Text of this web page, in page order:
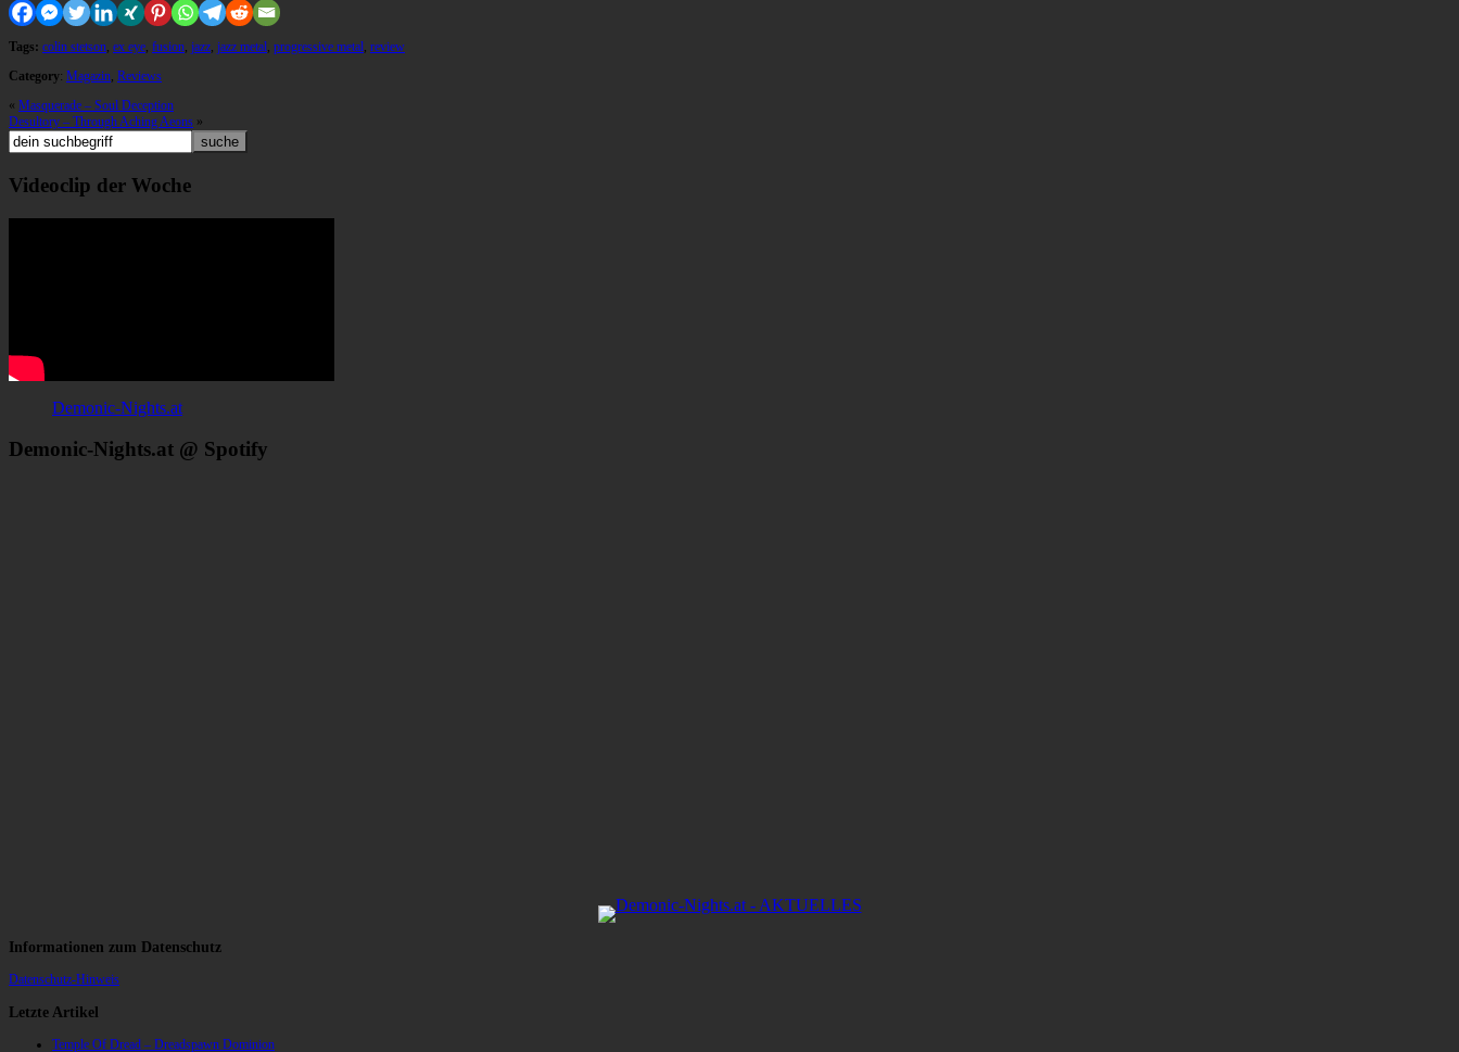
Tags: colin stetson, ex eye, fusion, jazz, jazz metal, progressive metal, review
Category: Magazin, Reviews
« Masquerade – Soul Deception
Desultory – Through Aching Aeons »
Videoclip der Woche
Demonic-Nights.at
Demonic-Nights.at @ Spotify
Informationen zum Datenschutz
Datenschutz-Hinweis
Letzte Artikel
Temple Of Dread – Dreadspawn Dominion